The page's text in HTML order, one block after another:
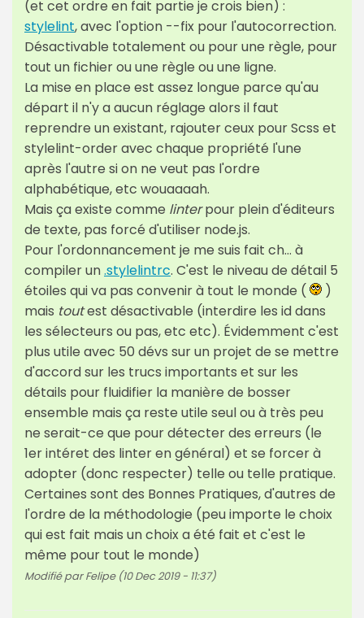
(et cet ordre en fait partie je crois bien) :
stylelint, avec l'option --fix pour l'autocorrection.
Désactivable totalement ou pour une règle, pour
tout un fichier ou une règle ou une ligne.
La mise en place est assez longue parce qu'au
départ il n'y a aucun réglage alors il faut
reprendre un existant, rajouter ceux pour Scss et
stylelint-order avec chaque propriété l'une
après l'autre si on ne veut pas l'ordre
alphabétique, etc wouaaaah.
Mais ça existe comme linterpour plein d'éditeurs
de texte, pas forcé d'utiliser node.js.
Pour l'ordonnancement je me suis fait ch… à
compiler un.stylelintrc. C'est le niveau de détail 5
étoiles qui va pas convenir à tout le monde (
)
mais toutest désactivable (interdire les id dans
les sélecteurs ou pas, etc etc). Évidemment c'est
plus utile avec 50 dévs sur un projet de se mettre
d'accord sur les trucs importants et sur les
détails pour fluidifier la manière de bosser
ensemble mais ça reste utile seul ou à très peu
ne serait-ce que pour détecter des erreurs (le
1er intéret des linter en général) et se forcer à
adopter (donc respecter) telle ou telle pratique.
Certaines sont des Bonnes Pratiques, d'autres de
l'ordre de la méthodologie (peu importe le choix
qui est fait mais un choix a été fait et c'est le
même pour tout le monde)
Modifié par Felipe (10 Dec 2019 - 11:37)